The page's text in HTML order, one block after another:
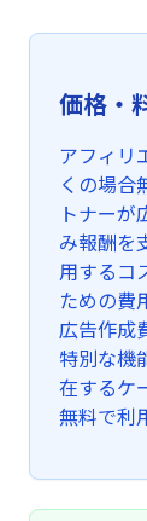
価格・
アフィリ
くの場合
トナー
み報酬を
用するコ
ための費
広告作成
特別な機
在するケ
無料で利